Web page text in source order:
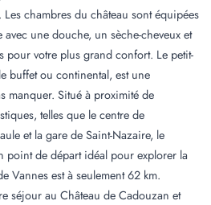
chambres du château sont équipées
une douche, un sèche-cheveux et
pour votre plus grand confort. Le petit-
buffet ou continental, est une
manquer. Situé à proximité de
telles que le centre de
et la gare de Saint-Nazaire, le
point de départ idéal pour explorer la
Vannes est à seulement 62 km.
séjour au Château de Cadouzan et